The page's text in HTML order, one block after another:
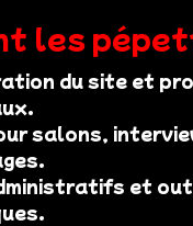
les
du site et
salons,
et